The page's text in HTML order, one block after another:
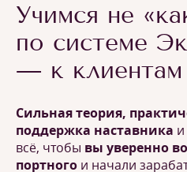
Учимся не
по системе
— к клиентам
Сильная теория,
поддержка наставника
всё, чтобы вы уверенно
портного и начали